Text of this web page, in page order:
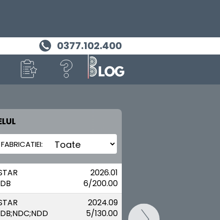
0377.102.400
2026.01
6/200.00
2024.09
5/130.00